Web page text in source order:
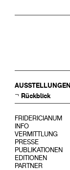
AUSSTELLUNGEN
Rückblick
FRIDERICIANUM
INFO
VERMITTLUNG
PRESSE
PUBLIKATIONEN
EDITIONEN
PARTNER